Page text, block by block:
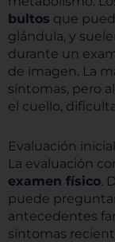
bultos que
glándula, y
durante un
de imagen. La
síntomas, pero
el cuello,
Evaluación
La evaluación
examen físico.
puede
antecedentes
síntomas